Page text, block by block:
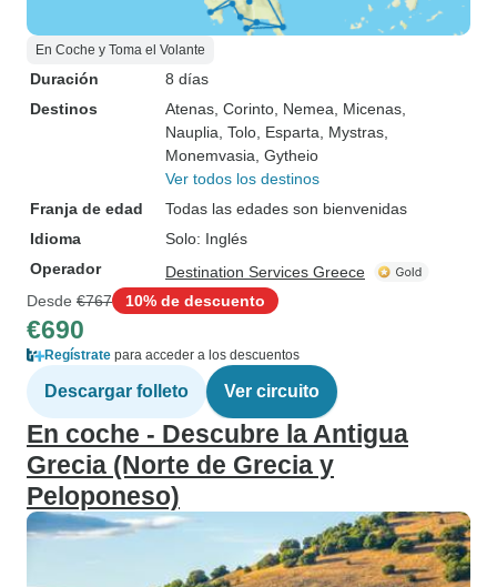
En Coche y Toma el Volante
Duración
8 días
Destinos
Atenas , Corinto , Nemea , Micenas
Nauplia , Tolo , Esparta , Mystras
Monemvasia , Gytheio
Ver todos los destinos
Franja de edad
Todas las edades son bienvenidas
Idioma
Solo: Inglés
Operador
Destination Services Greece
Desde €767 10% de descuento
€690
Regístrate para acceder a los descuentos
Descargar folleto Ver circuito
En coche - Descubre la Antigua
Grecia (Norte de Grecia y
Peloponeso)